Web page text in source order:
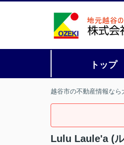
トップ
越谷市の不動産情報なら
Lulu Laule'a (